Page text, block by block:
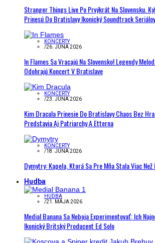
Stranger Things Live Po Prvýkrát Na Slovensku.
Prinesú Do Bratislavy Ikonický Soundtrack
KONCERTY
/26. JÚNA 2026
In Flames Sa Vracajú Na Slovensko! Legendy
Odohrajú Koncert V Bratislave
KONCERTY
/23. JÚNA 2026
Kim Dracula Prinesie Do Bratislavy Chaos Bez
Predstavia Aj Patriarchy A Etterna
KONCERTY
/18. JÚNA 2026
Dymytry: Kapela, Ktorá Sa Pre Mňa Stala Viac Než
Hudba
HUDBA
/21. MÁJA 2026
Medial Banana Sa Neboja Experimentovať: Ich
Ikonický Britský Producent Ed Solo